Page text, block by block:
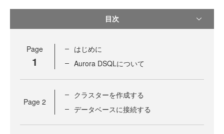
目次
Page
1
はじめに
Aurora DSQLについて
Page 2
クラスターを作成する
データベースに接続する